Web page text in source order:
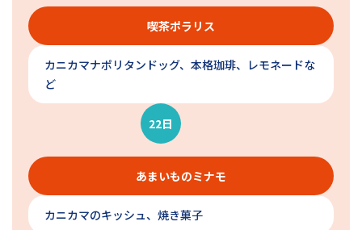
喫茶ポラリス
カニカマナポリタンドッグ、本格珈琲、レモネードな
ど
22日
あまいものミナモ
カニカマのキッシュ、焼き菓子